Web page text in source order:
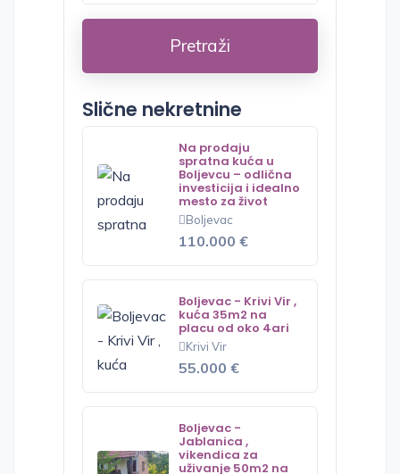
Pretraži
Slične nekretnine
Na prodaju
spratna kuća u
Boljevcu – odlična
investicija i idealno
mesto za život
Boljevac
110.000 €
Boljevac - Krivi Vir ,
kuća 35m2 na
placu od oko 4ari
Krivi Vir
55.000 €
Boljevac -
Jablanica ,
vikendica za
uživanje 50m2 na